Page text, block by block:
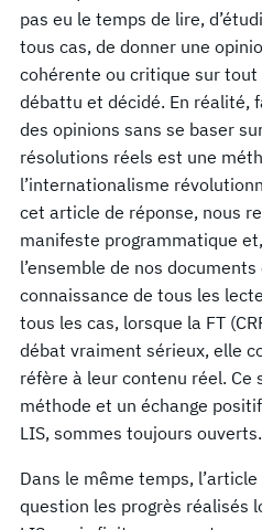
pas eu le temps de lire,
tous cas, de donner une
cohérente ou critique sur tout
débattu et décidé. En réalité,
des opinions sans se baser
résolutions réels est une
l’internationalisme
cet article de réponse, nous
manifeste programmatique
l’ensemble de nos
connaissance de tous les
tous les cas, lorsque la FT
débat vraiment sérieux, elle
réfère à leur contenu réel. Ce
méthode et un échange
LIS, sommes toujours ouverts.
Dans le même temps,
question les progrès réalisés